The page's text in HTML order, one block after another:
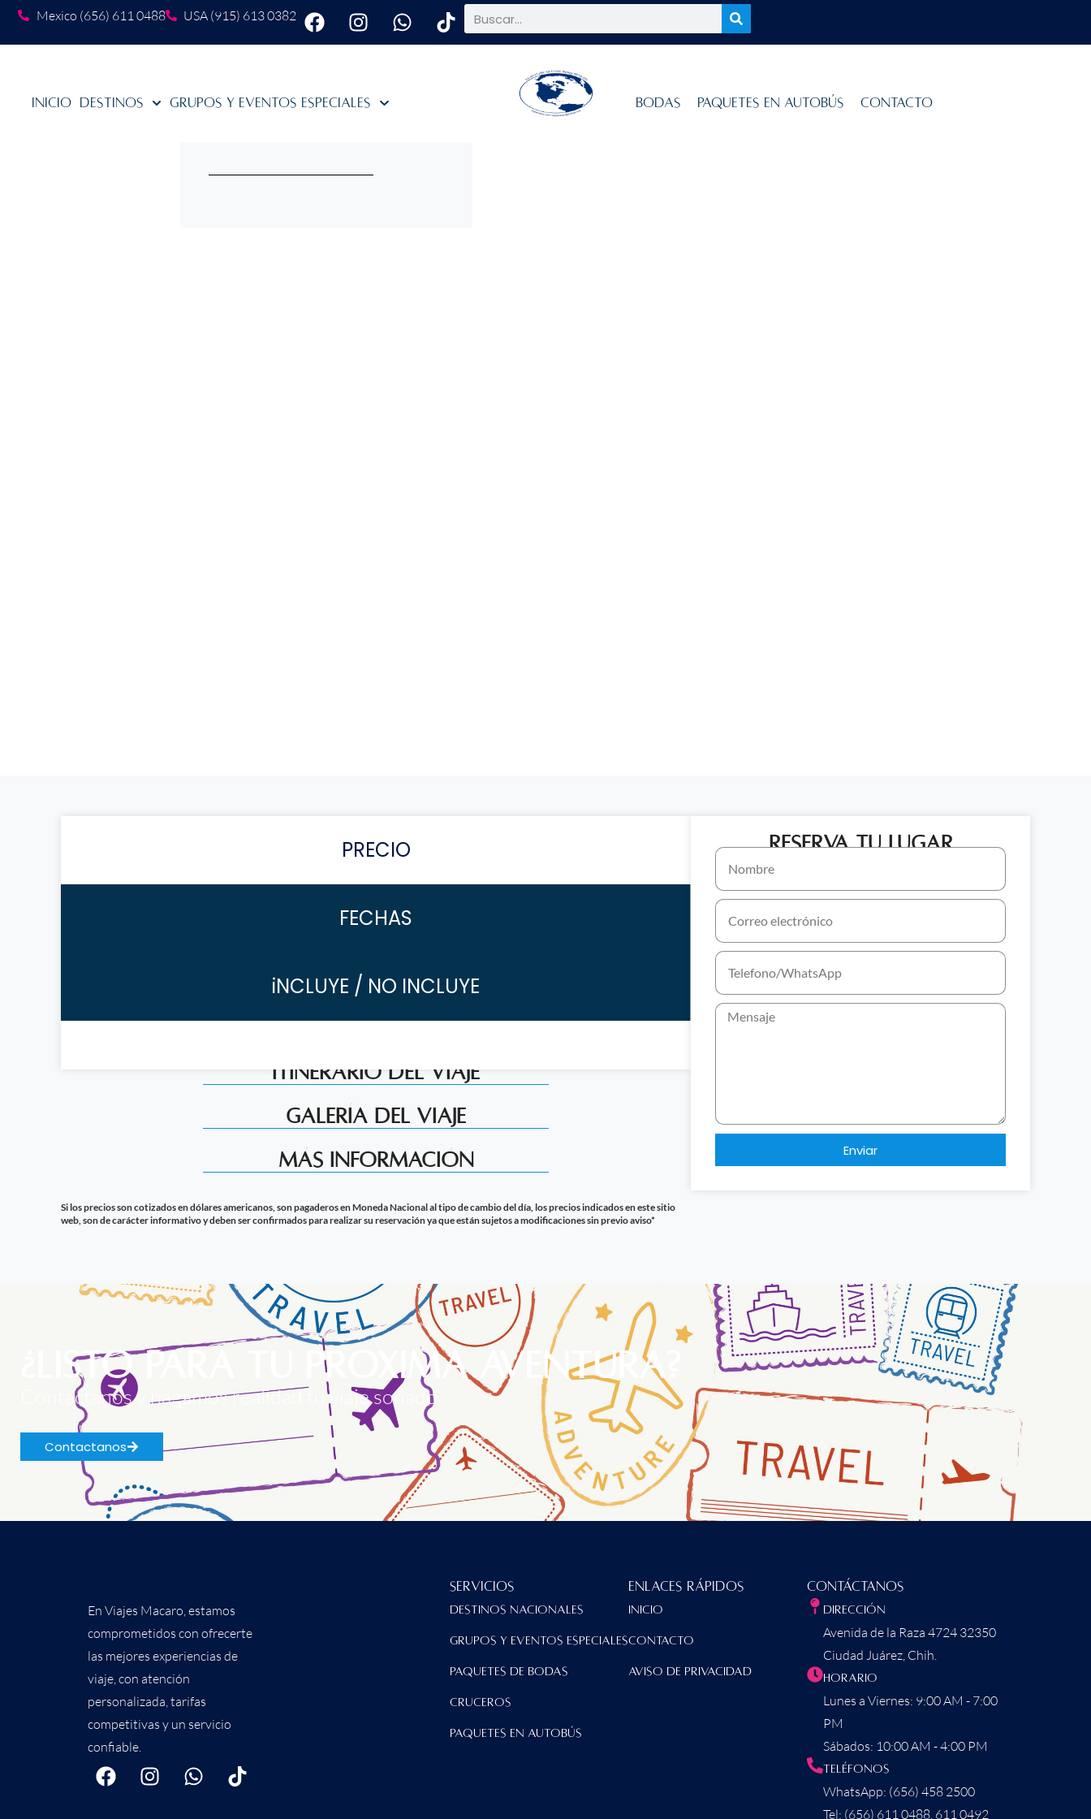
Mexico (656) 611 0488 USA (915) 613 0382
Inicio Destinos Grupos y Eventos Especiales Bodas Paquetes en Autobús Contacto
PRECIO
FECHAS
iNCLUYE / NO INCLUYE
Itinerario del Viaje
Galería del Viaje
Más información
Si los precios son cotizados en dólares americanos, son pagaderos en Moneda Nacional al tipo de cambio del día, los precios indicados en este sitio
web, son de carácter informativo y deben ser confirmados para realizar su reservación ya que están sujetos a modificaciones sin previo aviso*
Reserva tu lugar
Enviar
¿Listo para tu próxima aventura?
Contáctanos y hagamos realidad tu viaje soñado
Contactanos
En Viajes Macaro, estamos
comprometidos con ofrecerte
las mejores experiencias de
viaje, con atención
personalizada, tarifas
competitivas y un servicio
confiable.
Servicios
Destinos Nacionales
Grupos y Eventos Especiales
Paquetes de Bodas
Cruceros
Paquetes en Autobús
Enlaces Rápidos
Inicio
contacto
Aviso de Privacidad
Contáctanos
Dirección
Avenida de la Raza 4724 32350
Ciudad Juárez, Chih.
Horario
Lunes a Viernes: 9:00 AM - 7:00
PM
Sábados: 10:00 AM - 4:00 PM
Teléfonos
WhatsApp: (656) 458 2500
Tel: (656) 611 0488, 611 0492